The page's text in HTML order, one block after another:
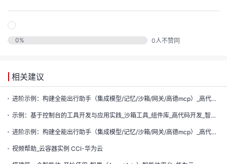
博
的
坛
我
圈
子
的
直
播
我
的
活
动
我
的
关
0% 0人不赞同
相关建议
进阶示例：构建全能出行助手（集成模型/记忆/沙箱/网关/高德mcp）_高代码开发_智果（AgentArts）智能体平台-华为云
示例：基于控制台的工具开发与应用实践_沙箱工具_组件库_高代码开发_智果（AgentArts）智能体平台-华为云
进阶示例：构建全能出行助手（集成模型/记忆/沙箱/网关/高德mcp）_高代码开发_智果（AgentArts）智能体平台-华为云
视频帮助_云容器实例 CCI-华为云